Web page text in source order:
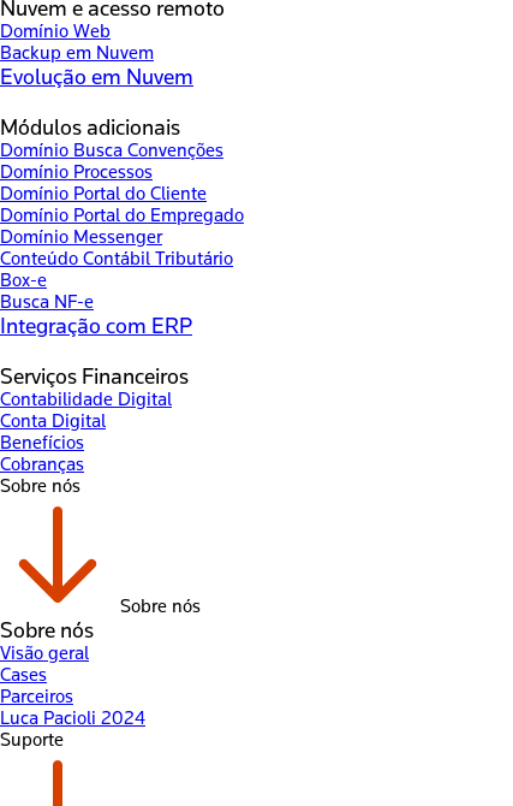
Nuvem e acesso remoto
Domínio Web
Backup em Nuvem
Evolução em Nuvem
Módulos adicionais
Domínio Busca Convenções
Domínio Processos
Domínio Portal do Cliente
Domínio Portal do Empregado
Domínio Messenger
Conteúdo Contábil Tributário
Box-e
Busca NF-e
Integração com ERP
Serviços Financeiros
Contabilidade Digital
Conta Digital
Benefícios
Cobranças
Sobre nós
Sobre nós
Sobre nós
Visão geral
Cases
Parceiros
Luca Pacioli 2024
Suporte